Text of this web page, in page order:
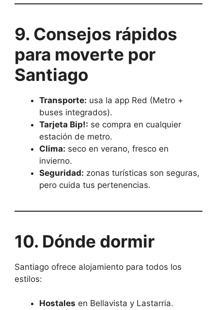
9. Consejos rápidos
para moverte por
Santiago
Transporte: usa la app Red (Metro +
buses integrados).
Tarjeta Bip!: se compra en cualquier
estación de metro.
Clima: seco en verano, fresco en
invierno.
Seguridad: zonas turísticas son seguras,
pero cuida tus pertenencias.
10. Dónde dormir
Santiago ofrece alojamiento para todos los
estilos:
Hostales en Bellavista y Lastarria.